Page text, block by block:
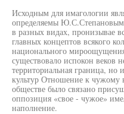
Исходным для имагологии
определяемы Ю.С.Степановым
в разных видах, пронизывае
главных концептов всякого
национального
существовало испокон веков
территориальная граница, но
культур Отношение к чужому
обществе было связано
оппозиция «свое - чужое»
наполнение.